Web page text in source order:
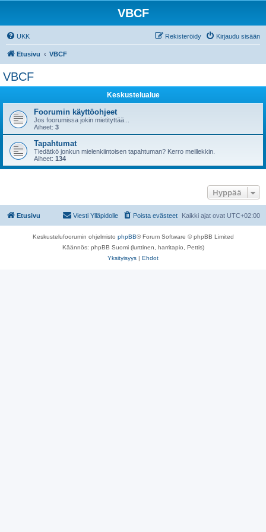
VBCF
UKK Kirjaudu sisään
Rekisteröidy
Etusivu VBCF
VBCF
Keskustelualue
Foorumin käyttöohjeet
Jos foorumissa jokin mietityttää...
Aiheet: 3
Tapahtumat
Tiedätkö jonkun mielenkiintoisen tapahtuman? Kerro meillekkin.
Aiheet: 134
Hyppää
Etusivu Kaikki ajat ovat UTC+02:00
Poista evästeet
Viesti Ylläpidolle
Keskustelufoorumin ohjelmisto phpBB® Forum Software © phpBB Limited
Käännös: phpBB Suomi (lurttinen, harritapio, Pettis)
Yksityisyys | Ehdot